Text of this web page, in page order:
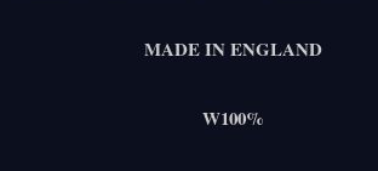
MADE IN ENGLAND
W100%